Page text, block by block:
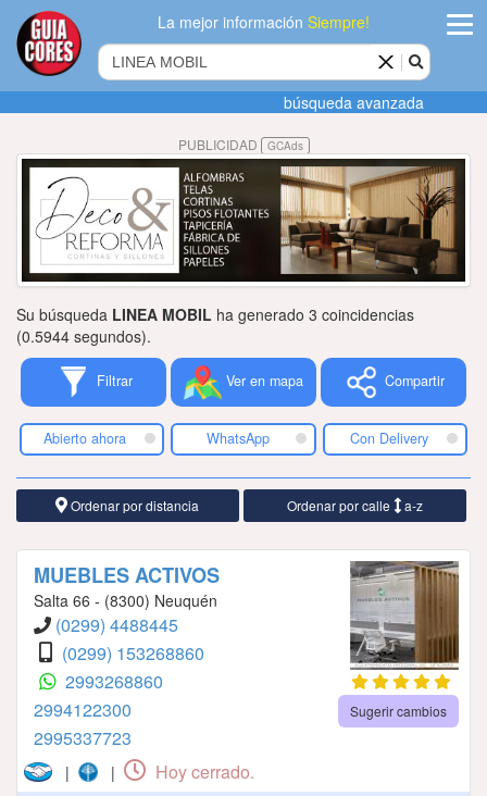
La mejor informaciónSiempre!
Agregar
empresa
Actualizar
datos
Publicidad
Tiendacores
Contactenos
búsqueda avanzada
PUBLICIDAD GCAds
Su búsqueda LINEA MOBIL ha generado 3 coincidencias
(0.5944 segundos).
Filtrar Ver en mapa Compartir
Abierto ahora WhatsApp Con Delivery
Ordenar por distancia Ordenar por calle a-z
MUEBLES ACTIVOS
Salta 66 - (8300) Neuquén
(0299) 4488445
(0299) 153268860
2993268860
2994122300
2995337723
Sugerir cambios
| | Hoy cerrado.